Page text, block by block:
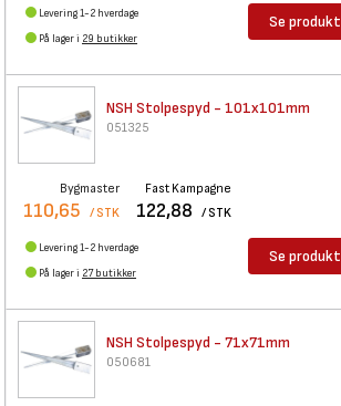
Levering 1-2 hverdage
På lager i 29 butikker
Se produkt
NSH Stolpespyd - 101x101mm
051325
Bygmaster
110,65 / STK
Fast Kampagne
122,88 / STK
Levering 1-2 hverdage
På lager i 27 butikker
Se produkt
NSH Stolpespyd - 71x71mm
050681